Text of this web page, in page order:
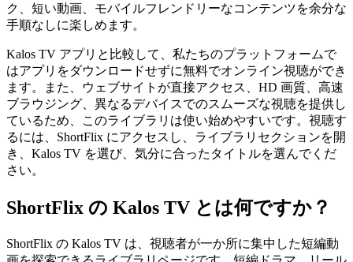
ク、短い動画、モバイルフレンドリーなコンテンツを余分な
手順なしに楽しめます。
Kalos TV アプリと比較して、私たちのプラットフォームで
はアプリをダウンロードせずに無料でオンライン視聴ができ
ます。また、ウェブサイトが直接アクセス、HD 画質、高速
ブラウジング、異なるデバイスでのスムーズな視聴を提供し
ているため、このライブラリは使い始めやすいです。視聴す
るには、ShortFlix にアクセスし、ライブラリセクションを開
き、Kalos TV を選び、気分に合ったタイトルを選んでくだ
さい。
ShortFlix の Kalos TV とは何ですか？
ShortFlix の Kalos TV は、視聴者が一か所に集中した短編動